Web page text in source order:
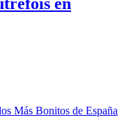
Más Bonitos de España